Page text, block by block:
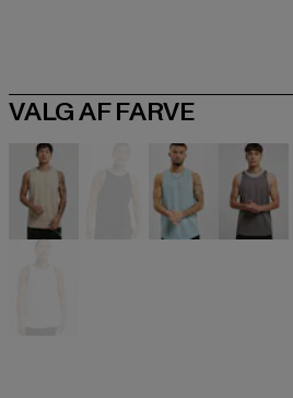
VALG AF FARVE